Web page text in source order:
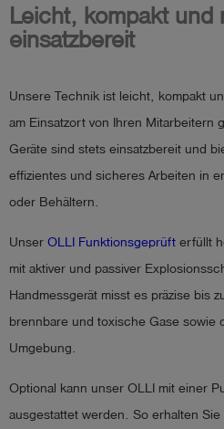
Leicht, kompakt und
einsatzbereit
Unsere Technik ist leicht, kompakt
am Einsatzort von Ihren Mitarbeitern
Geräte sind stets einsatzbereit und
effizientes und sicheres Arbeiten in
oder Behältern.
Unser OLLI Funktionsgeprüft erfüllt
mit aktiver und passiver
Handmessgerät misst es präzise bis
brennbare und toxische Gase sowie
Umgebung.
Optional kann unser OLLI mit einer
ausgestattet werden. So erhalten Sie